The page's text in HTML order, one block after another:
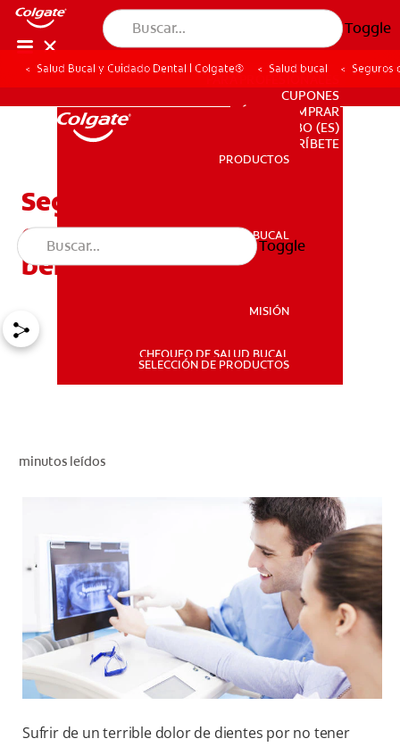
Toggle
PRODUCTOS
SALUD BUCAL
PARA PROFESIONALES
CUPONES
DÓNDE COMPRAR
BO (ES)
SUSCRÍBETE
PARA PROFESIONALES
CUPONES
DÓNDE COMPRAR
BO (ES)
SUSCRÍBETE
PRODUCTOS
SALUD BUCAL
MISIÓN
CHEQUEO DE SALUD BUCAL
SELECCIÓN DE PRODUCTOS
Toggle
Salud Bucal y Cuidado Dental | Colgate® Salud bucal Seguros
Seguros dentales
económicos y todos sus
beneficios
minutos leídos
Sufrir de un terrible dolor de dientes por no tener